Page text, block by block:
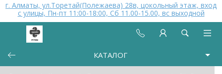
г. Алматы, ул.Торетай(Полежаева) 28в, цокольный этаж, вход
с улицы, Пн-пт 11:00-18:00, Сб 11.00-15.00, вс выходной
КАТАЛОГ